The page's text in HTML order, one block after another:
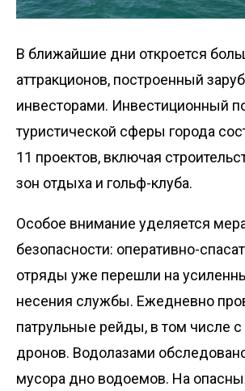
В ближайшие дни откроется
аттракционов, построенный
инвесторами. Инвестиционный
туристической сферы города
11 проек­тов, включая
зон отдыха и гольф-клуба.
Особое внимание уделяется
безопасности: оперативно-
отряды уже перешли на
несения службы. Ежедневно
патрульные рейды, в том числе
дронов. Водолазами
мусора дно водоемов. На